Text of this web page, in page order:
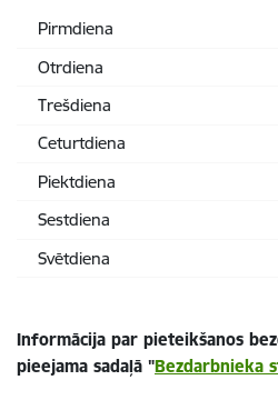
Pirmdiena
Otrdiena
Trešdiena
Ceturtdiena
Piektdiena
Sestdiena
Svētdiena
Informācija par pieteikšanos
pieejama sadaļā "Bezdarbnieka